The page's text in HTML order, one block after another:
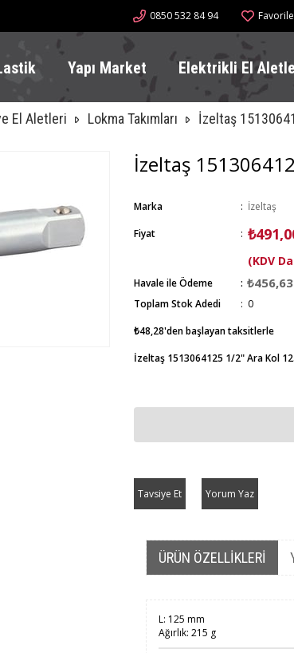
0850 532 84 94
Yapı Market Elektrikli El
El Aletleri Lokma Takımları İzeltaş
İzeltaş
Marka : İzeltaş
Fiyat
:
(KDV
Havale ile Ödeme ₺456,63
Toplam Stok Adedi : 0
₺48,28'den başlayan taksitlerle
İzeltaş 1513064125 1/2" Ara Kol
Tavsiye Et Yorum Yaz
ÜRÜN ÖZELLIKLERI
L: 125 mm
Ağırlık: 215 g